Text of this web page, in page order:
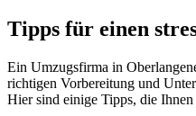
Tipps für einen
Ein Umzugsfirma in
richtigen Vorbereitung und
Hier sind einige Tipps, die